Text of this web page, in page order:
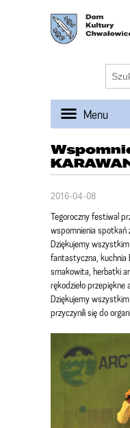
Menu
2016-04-08
Tegoroczny festiwal
wspomnienia spotkań
Dziękujemy
fantastyczna, kuchnia
smakowita, herbatki
rękodzieło przepiękne
Dziękujemy
przyczynili się do